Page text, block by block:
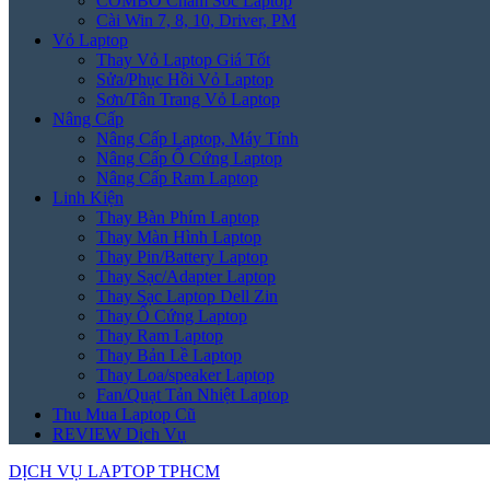
Cài Win 7, 8, 10, Driver, PM
Vỏ Laptop
Thay Vỏ Laptop Giá Tốt
Sửa/Phục Hồi Vỏ Laptop
Sơn/Tân Trang Vỏ Laptop
Nâng Cấp
Nâng Cấp Laptop, Máy Tính
Nâng Cấp Ổ Cứng Laptop
Nâng Cấp Ram Laptop
Linh Kiện
Thay Bàn Phím Laptop
Thay Màn Hình Laptop
Thay Pin/Battery Laptop
Thay Sạc/Adapter Laptop
Thay Sạc Laptop Dell Zin
Thay Ổ Cứng Laptop
Thay Ram Laptop
Thay Bản Lề Laptop
Thay Loa/speaker Laptop
Fan/Quạt Tản Nhiệt Laptop
Thu Mua Laptop Cũ
REVIEW Dịch Vụ
DỊCH VỤ LAPTOP TPHCM